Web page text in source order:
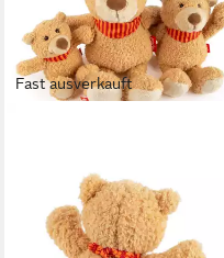
Fast ausverkauft
Günsburg XS für Babys und
Kinder (1-St)
ab 14,95 €
lieferbar - in 3-4 Werktagen bei dir